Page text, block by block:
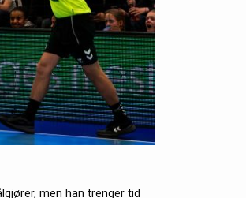
men han trenger tid